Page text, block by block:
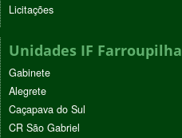
Licitações
Unidades IF Farroupilha
Gabinete
Alegrete
Caçapava do Sul
CR São Gabriel